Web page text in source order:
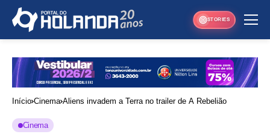
STORIES
Início Cinema Aliens invadem a Terra no trailer de A Rebelião
Cinema